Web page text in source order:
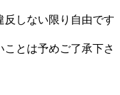
反しない限り自由です
とは予めご了承下さ